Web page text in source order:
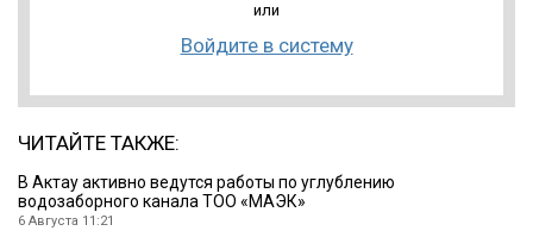
или
Войдите в систему
ЧИТАЙТЕ ТАКЖЕ:
В Актау активно ведутся работы по углублению
водозаборного канала ТОО «МАЭК»
6 Августа 11:21